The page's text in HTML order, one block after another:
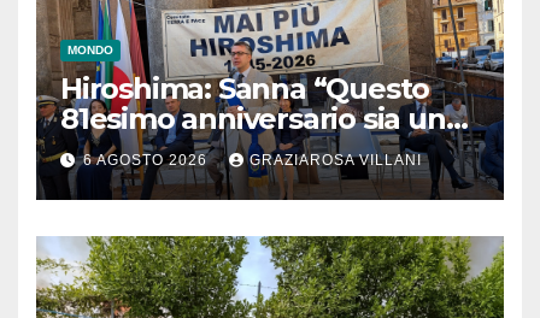
MONDO
Hiroshima: Sanna “Questo
81esimo anniversario sia un
monito per tutti”
6 AGOSTO 2026 GRAZIAROSA VILLANI